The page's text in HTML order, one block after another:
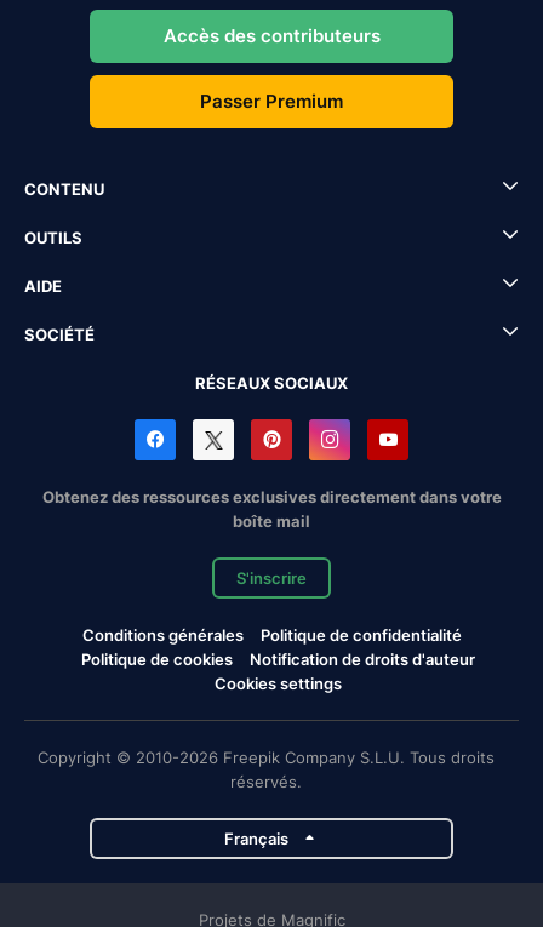
Accès des contributeurs
Passer Premium
CONTENU
OUTILS
AIDE
SOCIÉTÉ
RÉSEAUX SOCIAUX
Obtenez des ressources exclusives directement dans votre
boîte mail
S'inscrire
Conditions générales
Politique de confidentialité
Politique de cookies
Notification de droits d'auteur
Cookies settings
Copyright © 2010-2026 Freepik Company S.L.U. Tous droits
réservés.
Français
Projets de Magnific